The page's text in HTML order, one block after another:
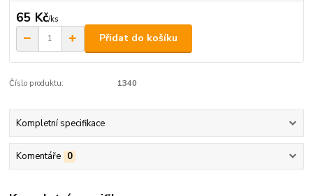
65 Kč/ks
Přidat do košíku
Číslo produktu: 1340
Kompletní specifikace
Komentáře 0